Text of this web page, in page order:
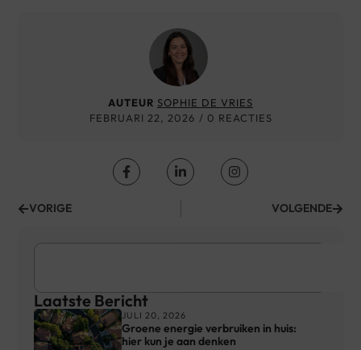
FEBRUARI 22, 2026 / 0 REACTIES
AUTEUR SOPHIE DE VRIES
VORIGE VOLGENDE
Laatste Bericht
JULI 20, 2026
Groene energie verbruiken in huis:
hier kun je aan denken